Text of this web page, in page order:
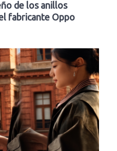
de los anillos
fabricante Oppo